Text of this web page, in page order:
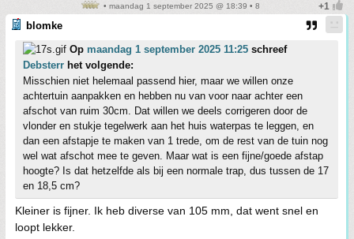
• maandag 1 september 2025 @ 18:39 • 8
blomke
Op maandag 1 september 2025 11:25 schreef
Debsterr het volgende:
Misschien niet helemaal passend hier, maar we willen onze
achtertuin aanpakken en hebben nu van voor naar achter een
afschot van ruim 30cm. Dat willen we deels corrigeren door de
vlonder en stukje tegelwerk aan het huis waterpas te leggen, en
dan een afstapje te maken van 1 trede, om de rest van de tuin nog
wel wat afschot mee te geven. Maar wat is een fijne/goede afstap
hoogte? Is dat hetzelfde als bij een normale trap, dus tussen de 17
en 18,5 cm?
Kleiner is fijner. Ik heb diverse van 105 mm, dat went snel en
loopt lekker.